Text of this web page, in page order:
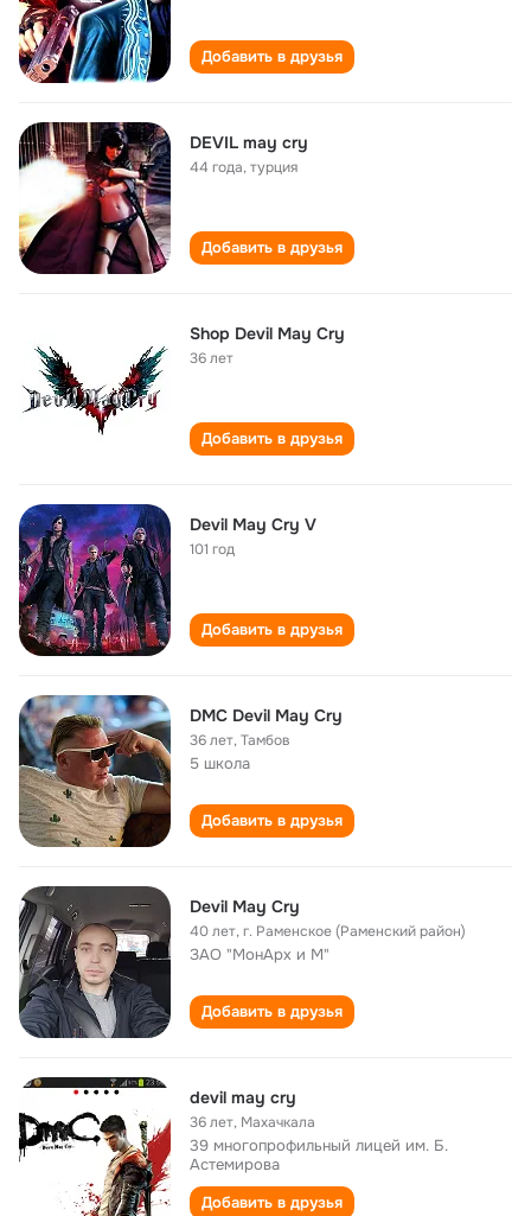
Добавить в друзья
DEVIL may cry
44 года,турция
Добавить в друзья
Shop Devil May Cry
36 лет
Добавить в друзья
Devil May Cry V
101 год
Добавить в друзья
DMC Devil May Cry
36 лет,Тамбов
5 школа
Добавить в друзья
Devil May Cry
40 лет,г. Раменское (Раменский район)
ЗАО "МонАрх и М"
Добавить в друзья
devil may cry
36 лет, Махачкала
39 многопрофильный лицей им. Б.
Астемирова
Добавить в друзья